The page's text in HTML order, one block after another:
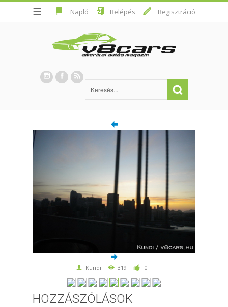
☰ Napló Belépés Regisztráció
Kundi 319 0
HOZZÁSZÓLÁSOK